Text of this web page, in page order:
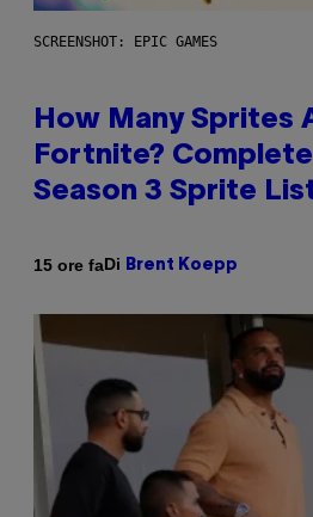
SCREENSHOT: EPIC GAMES
How Many Sprites
Fortnite?
Season 3 Sprite
15 ore faDi Brent Koepp